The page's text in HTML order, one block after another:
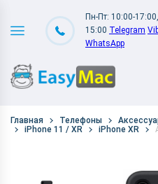
Пн-Пт: 10:00-
15:00 Telegram
WhatsApp
Главная Телефоны
iPhone 11 / XR
iPhone XR